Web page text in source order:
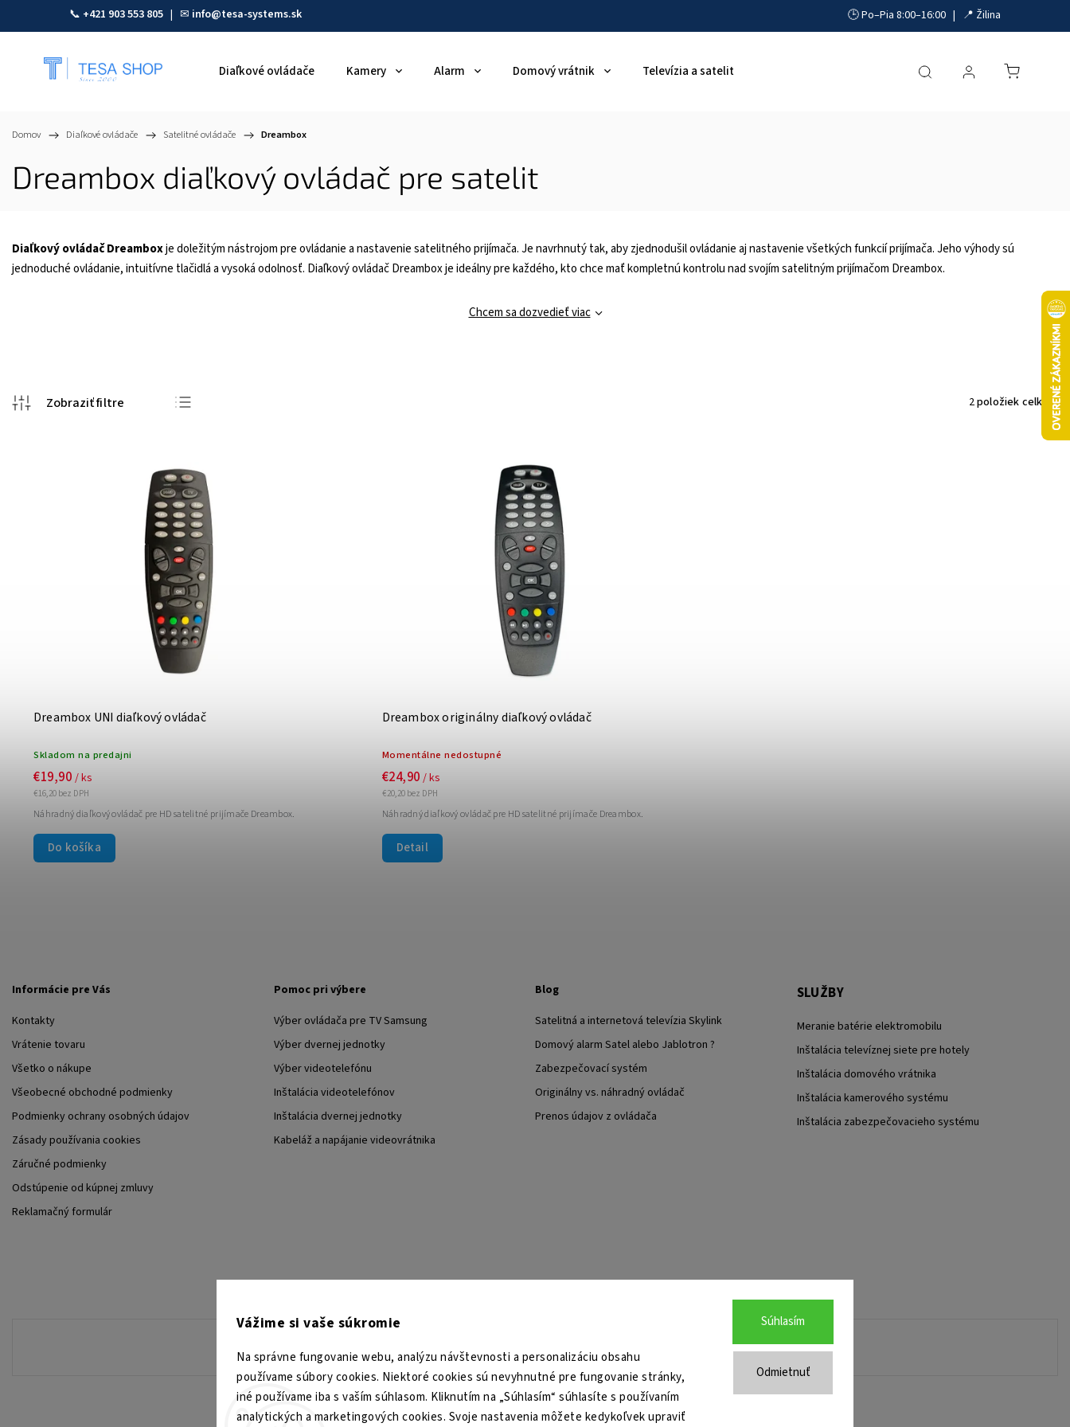
Vážime si vaše súkromie
Na správne fungovanie webu, analýzu návštevnosti a personalizáciu obsahu
používame súbory cookies. Niektoré cookies sú nevyhnutné pre fungovanie stránky,
iné používame iba s vaším súhlasom. Kliknutím na „Súhlasím“ súhlasíte s používaním
analytických a marketingových cookies. Svoje nastavenia môžete kedykoľvek upraviť
Odmietnuť
Súhlasím
📞 +421 903 553 805 | ✉ info@tesa-systems.sk 🕒 Po–Pia 8:00–16:00 | 📍 Žilina
Diaľkové ovládače Kamery Alarm Domový vrátnik Televízia a satelit Akumulátory, UPS a zdroje Parkovacie systémy
Domov / Diaľkové ovládače / Satelitné ovládače / Dreambox
Dreambox diaľkový ovládač pre satelit
Diaľkový ovládač Dreamboxje doležitým nástrojom pre ovládanie a nastavenie satelitného prijímača. Je navrhnutý tak, aby zjednodušil ovládanie aj nastavenie všetkých funkcií prijímača. Jeho výhody sú
jednoduché ovládanie, intuitívne tlačidlá a vysoká odolnosť. Diaľkový ovládač Dreambox je ideálny pre každého, kto chce mať kompletnú kontrolu nad svojím satelitným prijímačom Dreambox.
Chcem sa dozvedieť viac
Najdrahšie
Najpredávanejšie
Abecedne
2položiek celkom
Dreambox UNI diaľkový ovládač
Skladom na predajni
€16,20 bez DPH
€19,90 / ks
Do košíka
Náhradný diaľkový ovládač pre HD satelitné prijímače Dreambox.
Dreambox originálny diaľkový ovládač
Momentálne nedostupné
€20,20 bez DPH
€24,90/ ks
Detail
Náhradný diaľkový ovládač pre HD satelitné prijímače Dreambox.
Informácie pre Vás
Kontakty
Vrátenie tovaru
Všetko o nákupe
Všeobecné obchodné podmienky
Podmienky ochrany osobných údajov
Zásady používania cookies
Záručné podmienky
Odstúpenie od kúpnej zmluvy
Reklamačný formulár
Pomoc pri výbere
Výber ovládača pre TV Samsung
Výber dvernej jednotky
Výber videotelefónu
Inštalácia videotelefónov
Inštalácia dvernej jednotky
Kabeláž a napájanie videovrátnika
Blog
Satelitná a internetová televízia Skylink
Domový alarm Satel alebo Jablotron ?
Zabezpečovací systém
Originálny vs. náhradný ovládač
Prenos údajov z ovládača
SLUŽBY
Meranie batérie elektromobilu
Inštalácia televíznej siete pre hotely
Inštalácia domového vrátnika
Inštalácia kamerového systému
Inštalácia zabezpečovacieho systému